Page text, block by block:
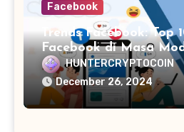
Facebook
Trends Facebook: Top
Facebook di Masa
HUNTERCRYPTOCOIN
December 26, 2024